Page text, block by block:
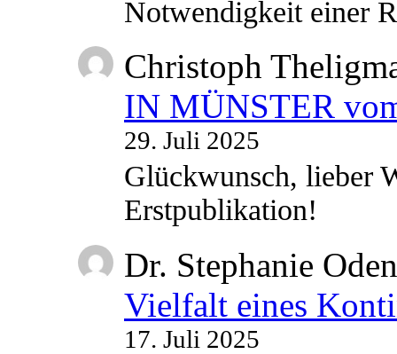
Notwendigkeit einer
Christoph
IN MÜNSTER
29. Juli 2025
Glückwunsch, lieber
Erstpublikation!
Dr. Stephanie
Vielfalt eines
17. Juli 2025